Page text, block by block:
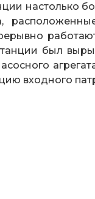
настолько
был
входного